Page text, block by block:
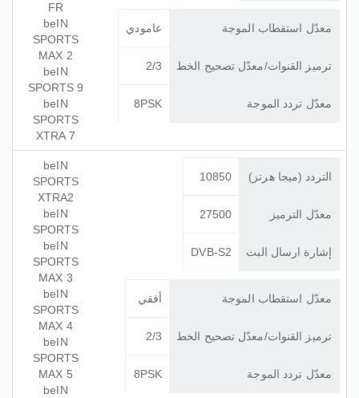
معدّل استقطاب الموجة عامودي
ترميز القنوات/معدّل تصحيح الخط 2/3
معدّل تردد الموجة 8PSK
FR
beIN
SPORTS
MAX 2
beIN
SPORTS 9
beIN
SPORTS
XTRA 7
التردد (ميجا هرتز) 10850
معدّل الترميز 27500
إشارة ارسال البث DVB-S2
معدّل استقطاب الموجة أفقي
ترميز القنوات/معدّل تصحيح الخط 2/3
معدّل تردد الموجة 8PSK
beIN
SPORTS
XTRA2
beIN
SPORTS
beIN
SPORTS
MAX 3
beIN
SPORTS
MAX 4
beIN
SPORTS
MAX 5
beIN